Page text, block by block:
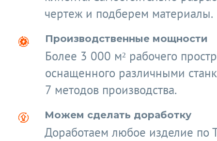
чертеж и подберем материалы.
Производственные мощности
Более 3 000 м² рабочего
оснащенного различными
7 методов производства.
Можем сделать доработку
Доработаем любое изделие по